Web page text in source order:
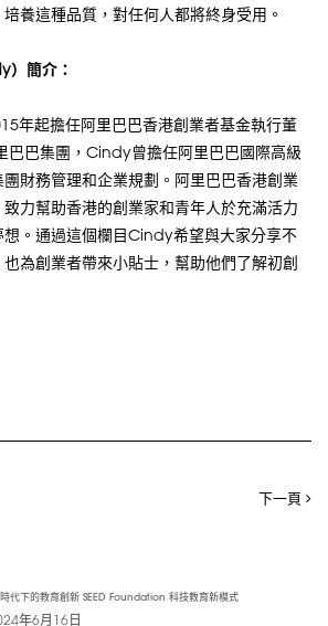
養這種品質，對任何人都將終身受用。
）簡介：
年起擔任阿里巴巴香港創業者基金執行董
巴巴集團，Cindy曾擔任阿里巴巴國際高級
財務管理和企業規劃。阿里巴巴香港創業
力幫助香港的創業家和青年人於充滿活力
想。通過這個欄目Cindy希望與大家分享不
為創業者帶來小貼士，幫助他們了解初創
下一頁
代下的教育創新 SEED Foundation 科技教育新模式
年6月16日